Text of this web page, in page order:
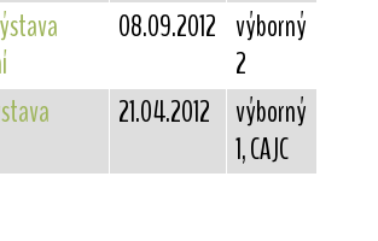
08.09.2012 výborný
2
21.04.2012
výborný
1, CAJC